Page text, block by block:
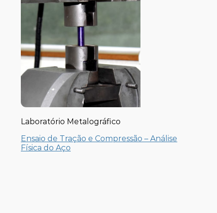
Laboratório Metalográfico
Ensaio de Tração e Compressão – Análise
Física do Aço